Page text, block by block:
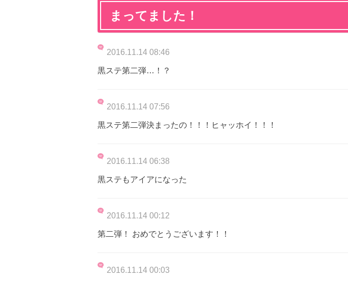
まってました！
2016.11.14 08:46
黒ステ第二弾…！？
2016.11.14 07:56
黒ステ第二弾決まったの！！！ヒャッホイ！！！
2016.11.14 06:38
黒ステもアイアになった
2016.11.14 00:12
第二弾！ おめでとうございます！！
2016.11.14 00:03